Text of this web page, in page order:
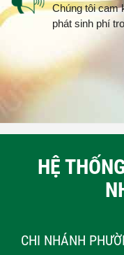
Chúng tôi cam
phát sinh phí
HỆ
CHI NHÁNH